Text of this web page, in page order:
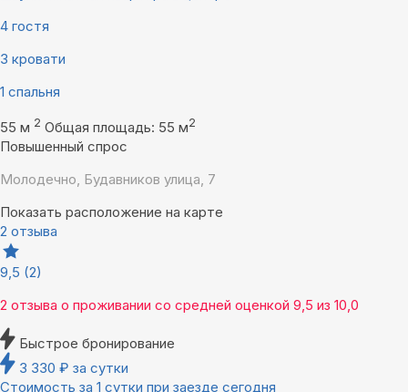
4 гостя
3 кровати
1 спальня
55 м 2 Общая площадь: 55 м2
Повышенный спрос
Молодечно, Будавников улица, 7
Показать расположение на карте
2 отзыва
9,5 (2)
2 отзыва о проживании со средней оценкой 9,5 из 10,0
Быстрое бронирование
3 330 ₽ за сутки
Стоимость за 1 сутки при заезде сегодня